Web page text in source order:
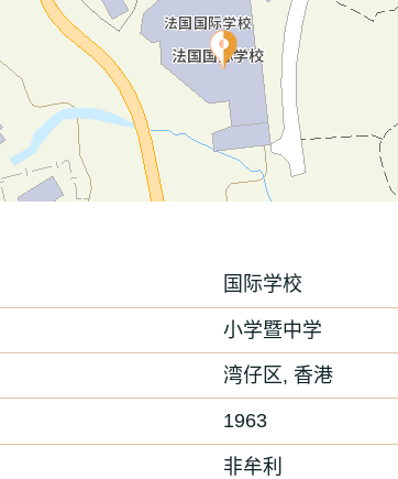
国际学校
小学暨中学
湾仔区, 香港
1963
非牟利